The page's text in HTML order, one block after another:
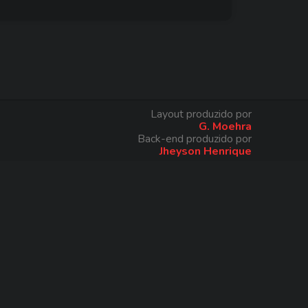
Layout produzido por
G. Moehra
Back-end produzido por
Jheyson Henrique